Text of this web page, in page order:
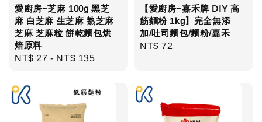
愛廚房~芝麻 100g 黑芝
麻 白芝麻 生芝麻 熟芝麻
芝麻 芝麻粒 餅乾麵包烘
焙原料
Regular
NT$ 27 - NT$ 135
【愛廚房~嘉禾牌 DIY 高
筋麵粉 1kg】完全無添
加/吐司麵包/麵粉/嘉禾
Regular
NT$ 72